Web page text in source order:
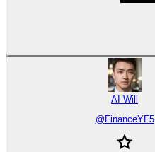
AI Will
@ FinanceYF5